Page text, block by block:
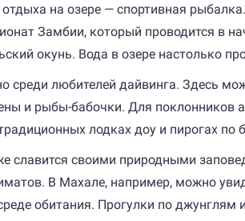
на озере — спортивная
Замбии, который проводится в
окунь. Вода в озере настолько
среди любителей дайвинга. Здесь
и рыбы-бабочки. Для поклонников
лодках доу и пирогах
славится своими природными
В Махале, например, можно
обитания. Прогулки по